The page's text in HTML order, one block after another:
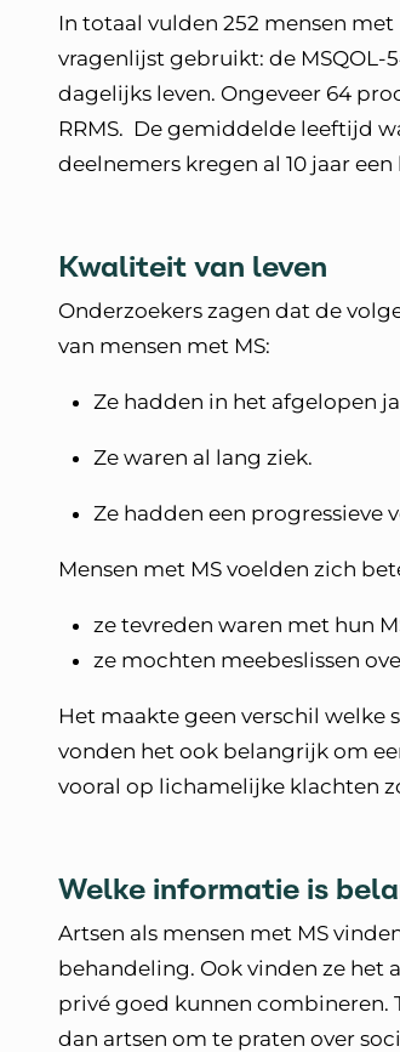
In totaal vulden 252 mensen
vragenlijst gebruikt: de MSQOL-
dagelijks leven. Ongeveer 64
RRMS. De gemiddelde leeftijd
deelnemers kregen al 10 jaar
Kwaliteit van leven
Onderzoekers zagen dat de
van mensen met MS:
Ze hadden in het afgelopen
Ze waren al lang ziek.
Ze hadden een progressieve
Mensen met MS voelden zich
ze tevreden waren met hun
ze mochten meebeslissen
Het maakte geen verschil welke
vonden het ook belangrijk om
vooral op lichamelijke klachten
Welke informatie is
Artsen als mensen met MS
behandeling. Ook vinden ze het
privé goed kunnen combineren.
dan artsen om te praten over